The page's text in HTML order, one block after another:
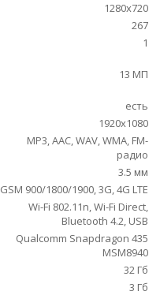
1280x720
267
1
13 МП
есть
1920x1080
MP3, AAC, WAV, WMA, FM-
радио
3.5 мм
GSM 900/1800/1900, 3G, 4G LTE
Wi-Fi 802.11n, Wi-Fi Direct,
Bluetooth 4.2, USB
Qualcomm Snapdragon 435
MSM8940
32 Гб
3 Гб